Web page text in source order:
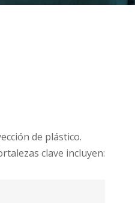
de plástico.
clave incluyen: